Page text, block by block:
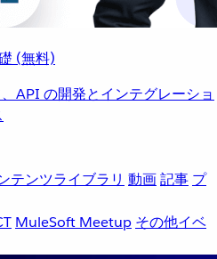
(無料)
API の開発とインテグレーショ
テンツライブラリ 動画記事 プ
MuleSoft Meetup その他イベ